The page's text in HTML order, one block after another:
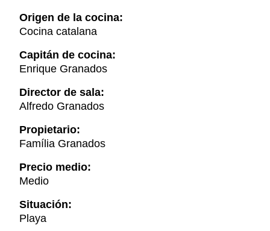
Origen de la cocina:
Cocina catalana
Capitán de cocina:
Enrique Granados
Director de sala:
Alfredo Granados
Propietario:
Família Granados
Precio medio:
Medio
Situación:
Playa